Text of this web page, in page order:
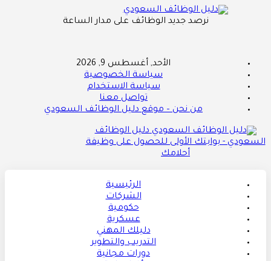
نرصد جديد الوظائف على مدار الساعة
الأحد, أغسطس 9, 2026
سياسة الخصوصية
سياسة الاستخدام
تواصل معنا
من نحن – موقع دليل الوظائف السعودي
دليل الوظائف
السعودي - بوابتك الأولى للحصول على وظيفة
أحلامك
الرئيسية
الشركات
حكومية
عسكرية
دليلك المهني
التدريب والتطوير
دورات مجانية